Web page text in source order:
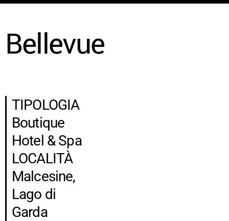
Bellevue
TIPOLOGIA
Boutique
Hotel & Spa
LOCALITÀ
Malcesine,
Lago di
Garda